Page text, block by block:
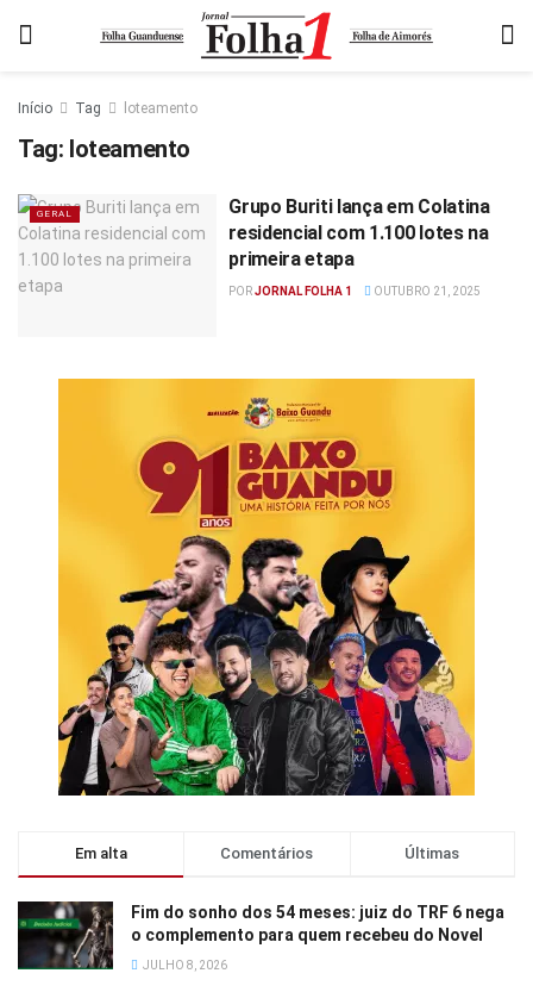
Início Tag loteamento
Tag: loteamento
GERAL
Grupo Buriti lança em Colatina
residencial com 1.100 lotes na
primeira etapa
PORJORNAL FOLHA 1 OUTUBRO 21, 2025
Em alta Comentários Últimas
Fim do sonho dos 54 meses: juiz do TRF 6 nega
o complemento para quem recebeu do Novel
JULHO 8, 2026